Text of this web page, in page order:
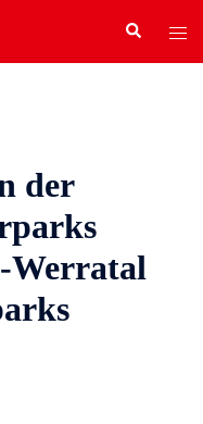
Search
der
Werratal